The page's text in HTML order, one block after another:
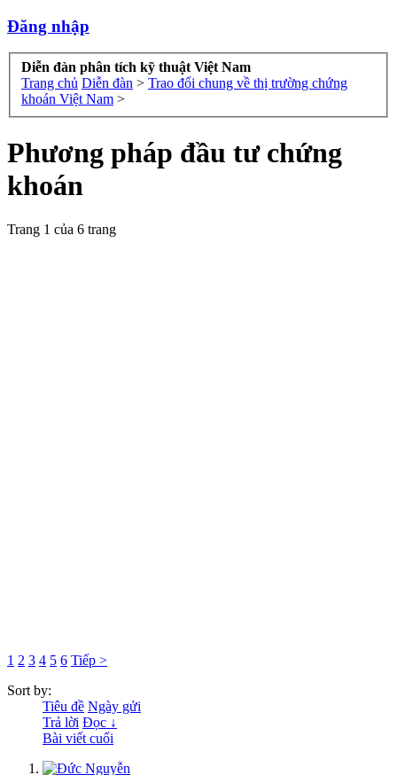
Đăng nhập
Diễn đàn phân tích kỹ thuật Việt Nam
Trang chủ Diễn đàn > Trao đổi chung về thị trường chứng
khoán Việt Nam >
Phương pháp đầu tư chứng
khoán
Trang 1 của 6 trang
1 2 3 4 5 6 Tiếp >
Sort by:
Tiêu đề Ngày gửi
Trả lời Đọc ↓
Bài viết cuối